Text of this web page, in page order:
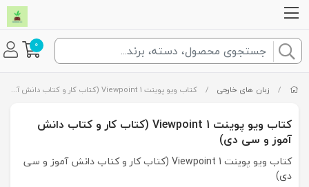
0
/ زبان های خارجی / کتاب ویو پوینت Viewpoint 1 (کتاب کار و کتاب دانش آموز و سی دی)
کتاب ویو پوینت Viewpoint 1 (کتاب کار و کتاب دانش
آموز و سی دی)
کتاب ویو پوینت Viewpoint 1 (کتاب کار و کتاب دانش آموز و سی
دی)